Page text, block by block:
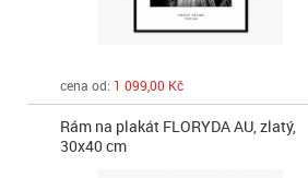
cena od: 1 099,00 Kč
Rám na plakát FLORYDA AU, zlatý,
30x40 cm